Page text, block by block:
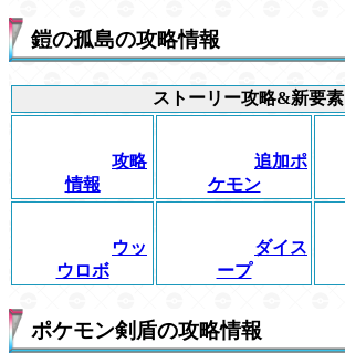
鎧の孤島の攻略情報
ストーリー攻略&新要素
攻略
情報
追加ポ
ケモン
ウッ
ウロボ
ダイス
ープ
ポケモン剣盾の攻略情報